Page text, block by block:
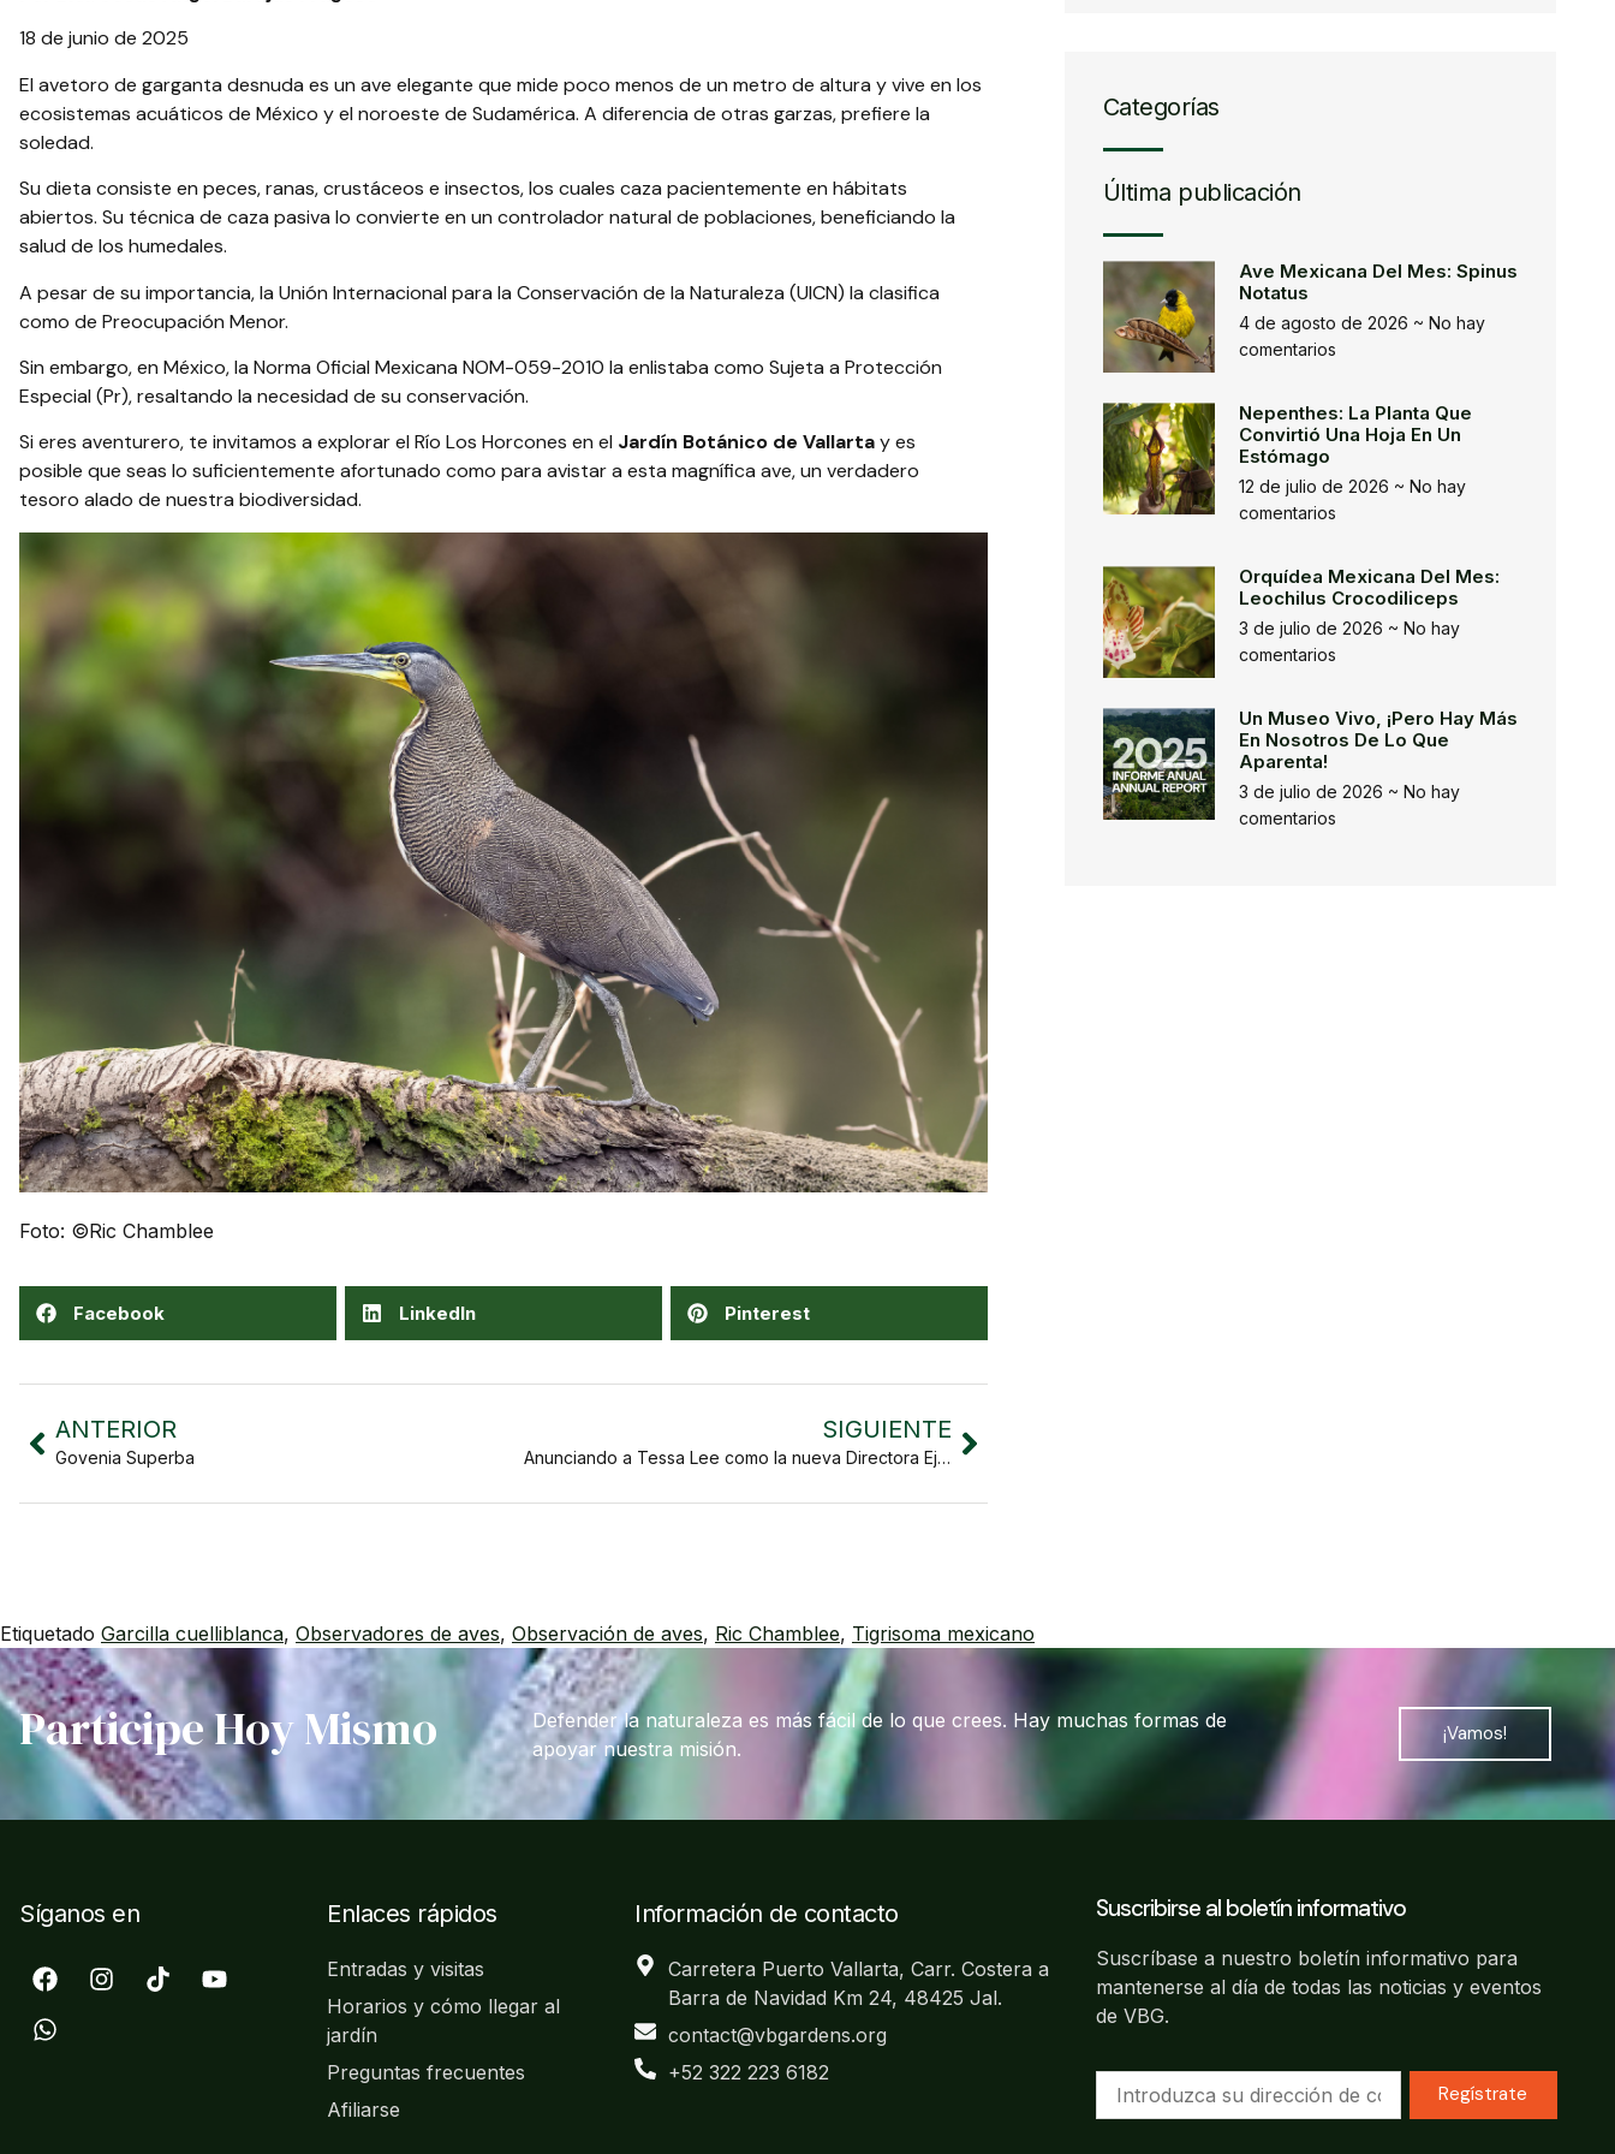
18 de junio de 2025
El avetoro de garganta desnuda es un ave elegante que mide poco menos de un metro de altura y vive en los
ecosistemas acuáticos de México y el noroeste de Sudamérica. A diferencia de otras garzas, prefiere la
soledad.
Su dieta consiste en peces, ranas, crustáceos e insectos, los cuales caza pacientemente en hábitats
abiertos. Su técnica de caza pasiva lo convierte en un controlador natural de poblaciones, beneficiando la
salud de los humedales.
A pesar de su importancia, la Unión Internacional para la Conservación de la Naturaleza (UICN) la clasifica
como de Preocupación Menor.
Sin embargo, en México, la Norma Oficial Mexicana NOM-059-2010 la enlistaba como Sujeta a Protección
Especial (Pr), resaltando la necesidad de su conservación.
Si eres aventurero, te invitamos a explorar el Río Los Horcones en el Jardín Botánico de Vallartay es
posible que seas lo suficientemente afortunado como para avistar a esta magnífica ave, un verdadero
tesoro alado de nuestra biodiversidad.
Foto: ©Ric Chamblee
Facebook LinkedIn Pinterest
ANTERIOR
Govenia Superba
SIGUIENTE
Anunciando a Tessa Lee como la nueva Directora Ejecutiva
Categorías
Última publicación
Ave Mexicana Del Mes: Spinus
Notatus
4 de agosto de 2026
No hay
comentarios
Nepenthes: La Planta Que
Convirtió Una Hoja En Un
Estómago
12 de julio de 2026
No hay
comentarios
Orquídea Mexicana Del Mes:
Leochilus Crocodiliceps
3 de julio de 2026
No hay
comentarios
Un Museo Vivo, ¡pero Hay Más
En Nosotros De Lo Que
Aparenta!
3 de julio de 2026
No hay
comentarios
Etiquetado Garcilla cuelliblanca, Observadores de aves, Observación de aves, Ric Chamblee, Tigrisoma mexicano
Participe Hoy Mismo
Defender la naturaleza es más fácil de lo que crees. Hay muchas formas de
apoyar nuestra misión.
¡Vamos!
Síganos en Enlaces rápidos
Entradas y visitas
Horarios y cómo llegar al
jardín
Preguntas frecuentes
Afiliarse
Información de contacto
Carretera Puerto Vallarta, Carr. Costera a
Barra de Navidad Km 24, 48425 Jal.
contact@vbgardens.org
+52 322 223 6182
Suscribirse al boletín informativo
Suscríbase a nuestro boletín informativo para
mantenerse al día de todas las noticias y eventos
de VBG.
Regístrate